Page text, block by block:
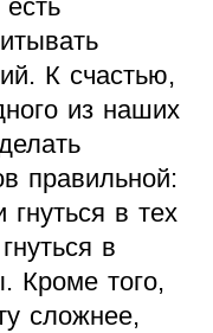
К счастью,
из наших
правильной:
в тех
в
Кроме того,
сложнее,